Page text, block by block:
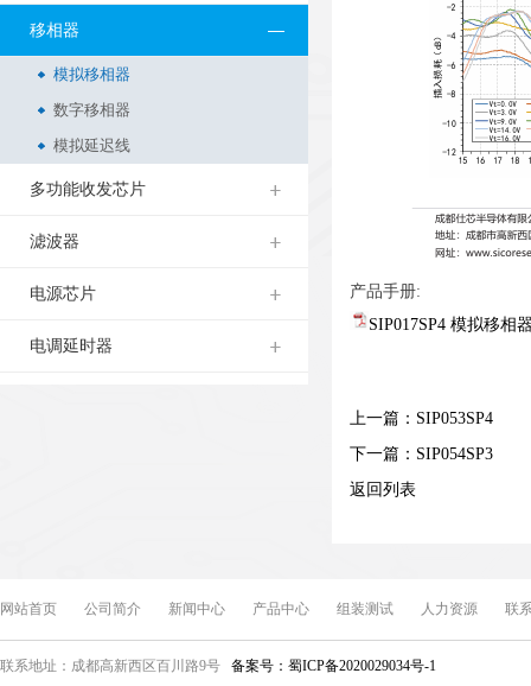
移相器
模拟移相器
数字移相器
模拟延迟线
多功能收发芯片
滤波器
电源芯片
电调延时器
产品手册:
SIP017SP4 模拟移相
上一篇： SIP053SP4
下一篇： SIP054SP3
返回列表
网站首页 公司简介 新闻中心 产品中心 组装测试 人力资源 联
联系地址：成都高新西区百川路9号 备案号：蜀ICP备2020029034号-1